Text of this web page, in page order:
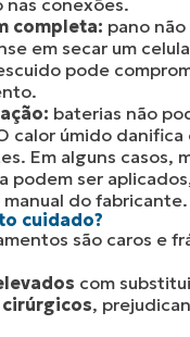
nas conexões.
completa: pano
em secar um
pode
baterias não
calor úmido danifica
Em alguns casos,
podem ser
do fabricante.
cuidado?
são caros e
com
,